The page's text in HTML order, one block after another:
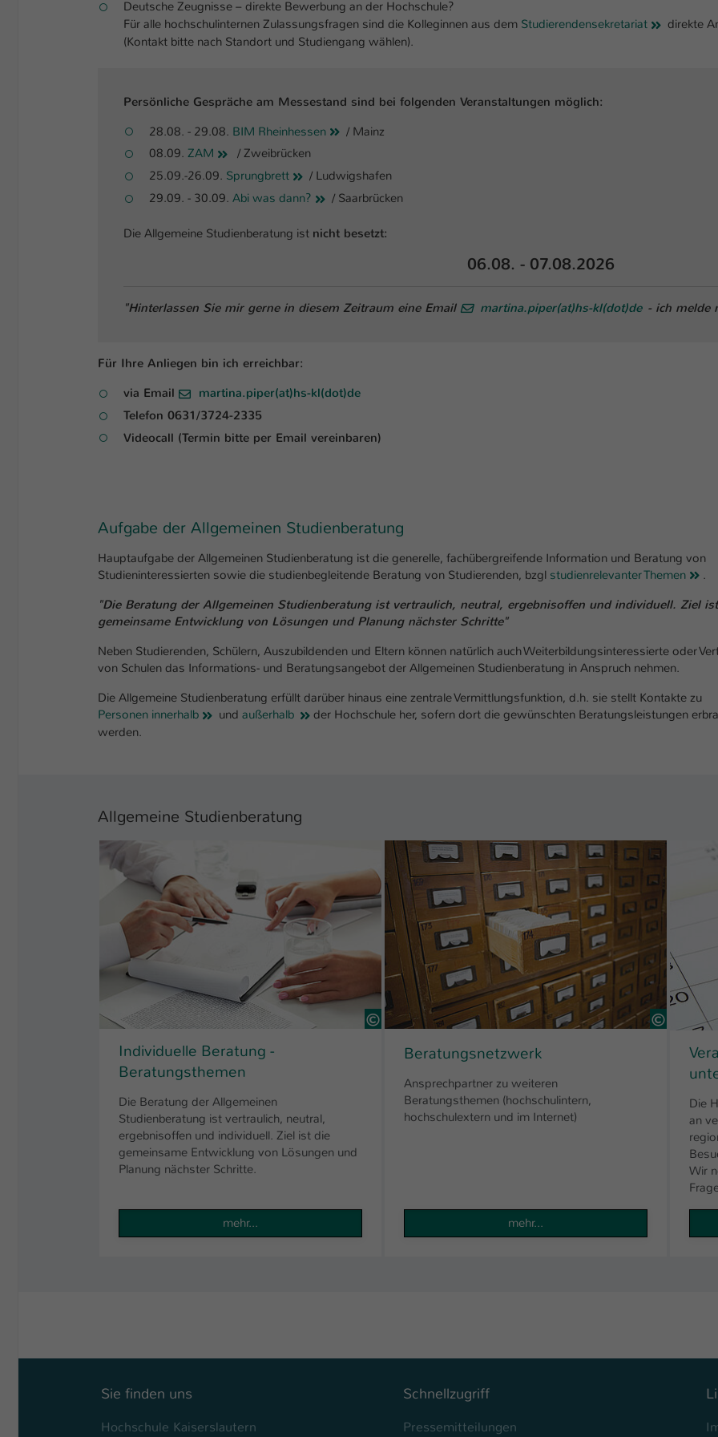
Deutsche Zeugnisse – direkte Bewerbung an der Hochschule?
Für alle hochschulinternen Zulassungsfragen sind die Kolleginnen aus dem Studierendensekretariat
direkte
(Kontakt bitte nach Standort und Studiengang wählen).
Persönliche Gespräche am Messestand sind bei folgenden Veranstaltungen möglich:
28.08. - 29.08. BIM Rheinhessen
/ Mainz
08.09. ZAM
/ Zweibrücken
25.09.-26.09. Sprungbrett
/ Ludwigshafen
29.09. - 30.09. Abi was dann? / Saarbrücken
Die Allgemeine Studienberatung ist nicht besetzt:
06.08. - 07.08.2026
"Hinterlassen Sie mir gerne in diesem Zeitraum eine Email martina.piper(at)hs-kl(dot)de - ich melde
Für Ihre Anliegen bin ich erreichbar:
via Email
martina.piper(at)hs-kl(dot)de
Telefon 0631/3724-2335
Videocall (Termin bitte per Email vereinbaren)
Aufgabe der Allgemeinen Studienberatung
Hauptaufgabe der Allgemeinen Studienberatung ist die generelle, fachübergreifende Information und Beratung von
Studieninteressierten sowie die studienbegleitende Beratung von Studierenden, bzgl studienrelevanter Themen
.
"Die Beratung der Allgemeinen Studienberatung ist vertraulich, neutral, ergebnisoffen und individuell. Ziel
gemeinsame Entwicklung von Lösungen und Planung nächster Schritte"
Neben Studierenden, Schülern, Auszubildenden und Eltern können natürlich auch Weiterbildungsinteressierte oder
von Schulen das Informations- und Beratungsangebot der Allgemeinen Studienberatung in Anspruch nehmen.
Die Allgemeine Studienberatung erfüllt darüber hinaus eine zentrale Vermittlungsfunktion, d.h. sie stellt Kontakte zu
Personen innerhalb
und außerhalb
der Hochschule her, sofern dort die gewünschten Beratungsleistungen
werden.
Allgemeine Studienberatung
6776319 Colourbox Foto Dmitrii Shironosov
Individuelle Beratung -
Beratungsthemen
Die Beratung der Allgemeinen
Studienberatung ist vertraulich, neutral,
ergebnisoffen und individuell. Ziel ist die
gemeinsame Entwicklung von Lösungen und
Planung nächster Schritte.
mehr...
Beratungsnetzwerk
Ansprechpartner zu weiteren
Beratungsthemen (hochschulintern,
hochschulextern und im Internet)
mehr...
Die
an
Wir
Sie finden uns
Hochschule Kaiserslautern
Schnellzugriff
Pressemitteilungen
Webseiten-Betreiber dies eingestellt hat.
Anbieter TYPO3